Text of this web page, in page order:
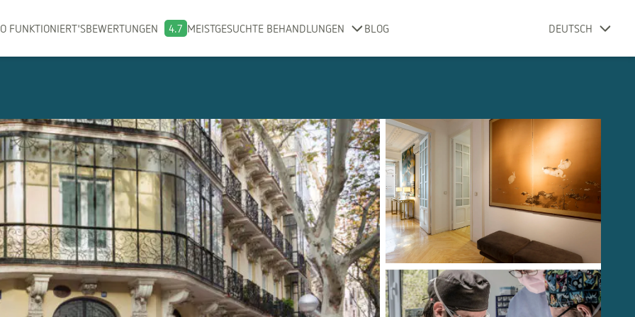
FUNKTIONIERT'SBEWERTUNGEN 4.7 MEISTGESUCHTE BEHANDLUNGEN BLOG DEUTSCH